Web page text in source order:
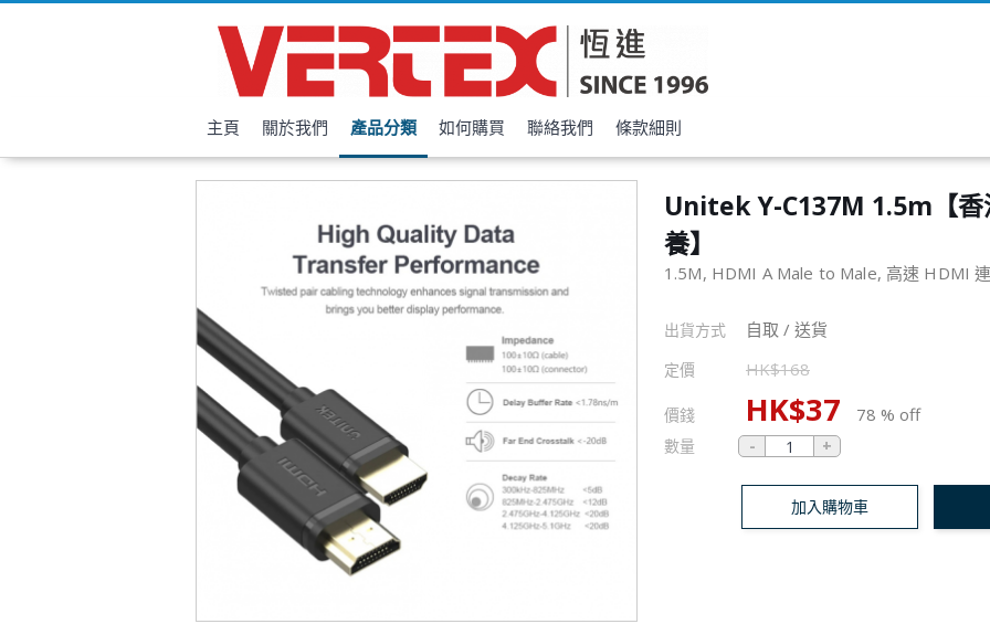
主頁 關於我們 產品分類 如何購買 聯絡我們 條款細則
Unitek Y-C137M 1.5m【香
養】
1.5M, HDMI A Male to Male, 高速 HDMI
出貨方式 自取 / 送貨
定價 HK$168
價錢 HK$37 78 % off
數量
加入購物車